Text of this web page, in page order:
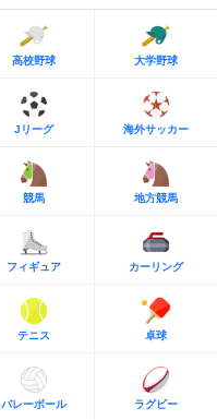
高校野球 大学野球
Jリーグ 海外サッカー
競馬 地方競馬
フィギュア カーリング
テニス 卓球
バレーボール ラグビー